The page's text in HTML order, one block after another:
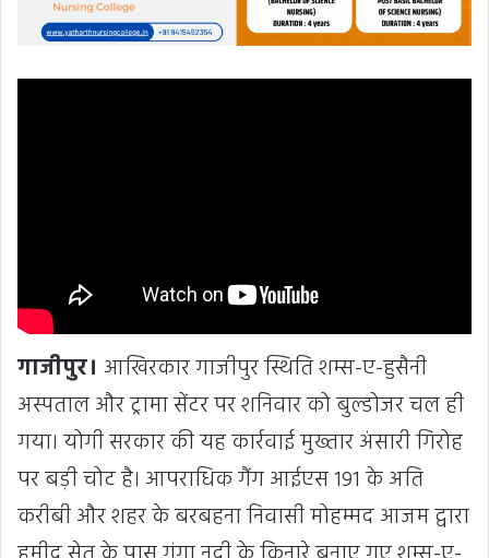
गाजीपुर। आखिरकार गाजीपुर स्थिति शम्स-ए-हुसैनी
अस्पताल और ट्रामा सेंटर पर शनिवार को बुल्डोजर चल ही
गया। योगी सरकार की यह कार्रवाई मुख्तार अंसारी गिरोह
पर बड़ी चोट है। आपराधिक गैंग आईएस 191 के अति
करीबी और शहर के बरबहना निवासी मोहम्मद आजम द्वारा